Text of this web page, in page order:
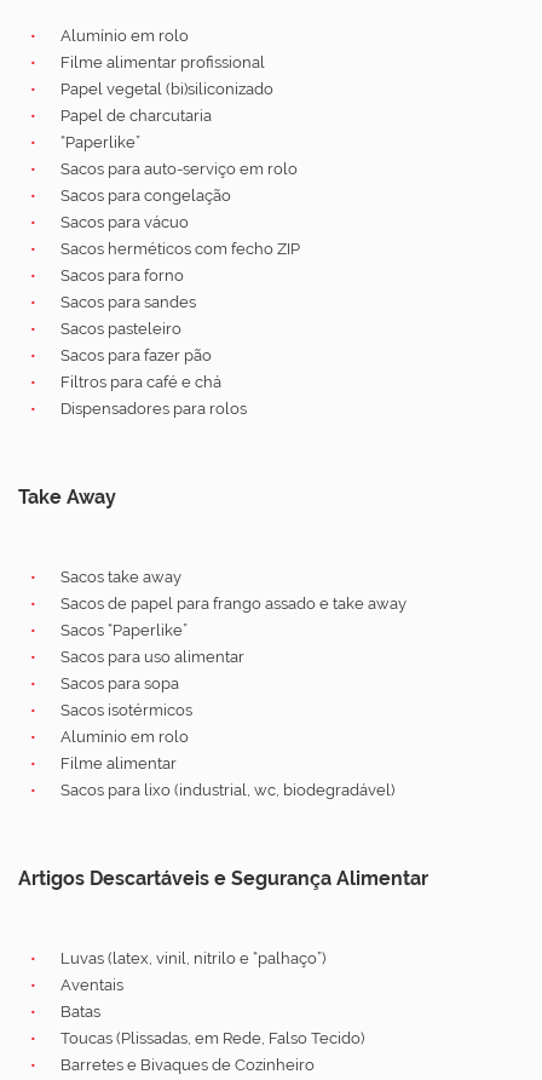
Alumínio em rolo
Filme alimentar profissional
Papel vegetal (bi)siliconizado
Papel de charcutaria
“Paperlike”
Sacos para auto-serviço em rolo
Sacos para congelação
Sacos para vácuo
Sacos herméticos com fecho ZIP
Sacos para forno
Sacos para sandes
Sacos pasteleiro
Sacos para fazer pão
Filtros para café e chá
Dispensadores para rolos
Take Away
Sacos take away
Sacos de papel para frango assado e take away
Sacos “Paperlike”
Sacos para uso alimentar
Sacos para sopa
Sacos isotérmicos
Alumínio em rolo
Filme alimentar
Sacos para lixo (industrial, wc, biodegradável)
Artigos Descartáveis e Segurança Alimentar
Luvas (latex, vinil, nitrilo e “palhaço”)
Aventais
Batas
Toucas (Plissadas, em Rede, Falso Tecido)
Barretes e Bivaques de Cozinheiro